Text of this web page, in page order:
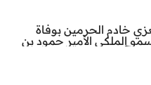
خادم الحرمين بوفاة
الملكي الأمير حمود بن